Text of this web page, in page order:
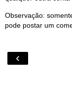
Observação:
pode postar um
‹